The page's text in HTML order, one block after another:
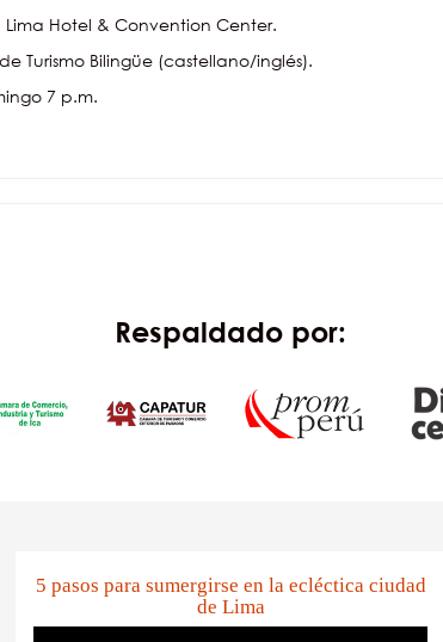
Lima Hotel & Convention Center.
Turismo Bilingüe (castellano/inglés).
7 p.m.
Respaldado por:
5 pasos para sumergirse en la ecléctica ciudad
de Lima